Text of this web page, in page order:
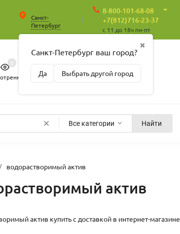
Санкт-
Петербург
✖
Санкт-Петербург ваш город?
Да Выбрать другой город
8-800-101-68-08
+7(812)716-23-37
c 11 до 18ч пн-пт
0
Пусто
Все категории Найти
/ водорастворимый актив
актив
актив купить с доставкой в интернет-магазине